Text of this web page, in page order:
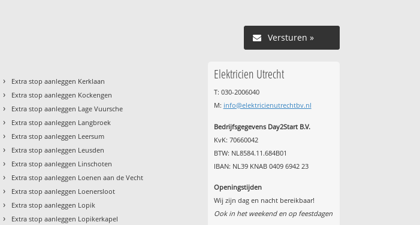
Versturen »
› Extra stop aanleggen Kerklaan
› Extra stop aanleggen Kockengen
› Extra stop aanleggen Lage Vuursche
› Extra stop aanleggen Langbroek
› Extra stop aanleggen Leersum
› Extra stop aanleggen Leusden
› Extra stop aanleggen Linschoten
› Extra stop aanleggen Loenen aan de Vecht
› Extra stop aanleggen Loenersloot
› Extra stop aanleggen Lopik
› Extra stop aanleggen Lopikerkapel
Elektricien Utrecht
T: 030-2006040
M: info@elektricienutrechtbv.nl
Bedrijfsgegevens Day2Start B.V.
KvK: 70660042
BTW: NL8584.11.684B01
IBAN: NL39 KNAB 0409 6942 23
Openingstijden
Wij zijn dag en nacht bereikbaar!
Ook in het weekend en op feestdagen